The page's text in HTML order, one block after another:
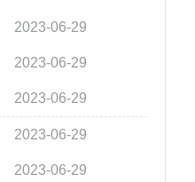
2023-06-29
2023-06-29
2023-06-29
2023-06-29
2023-06-29